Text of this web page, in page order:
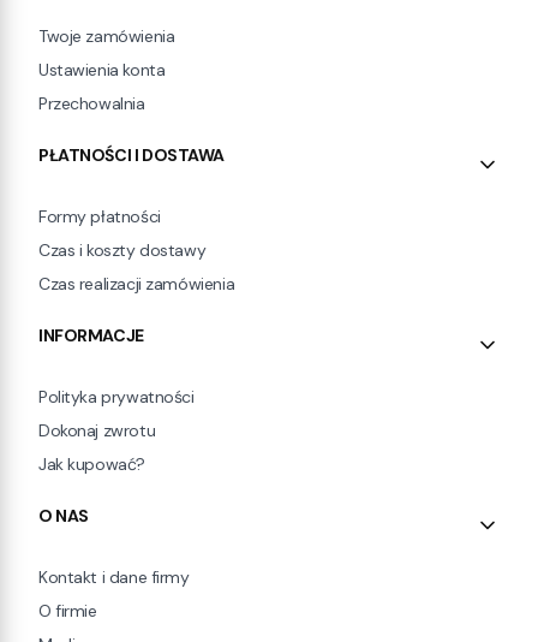
Twoje zamówienia
Ustawienia konta
Przechowalnia
PŁATNOŚCI I DOSTAWA
Formy płatności
Czas i koszty dostawy
Czas realizacji zamówienia
INFORMACJE
Polityka prywatności
Dokonaj zwrotu
Jak kupować?
O NAS
Kontakt i dane firmy
O firmie